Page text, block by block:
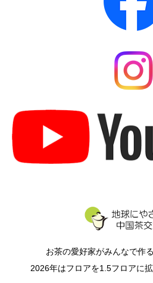
お茶の愛好家がみんなで作
2026年はフロアを1.5フロアに